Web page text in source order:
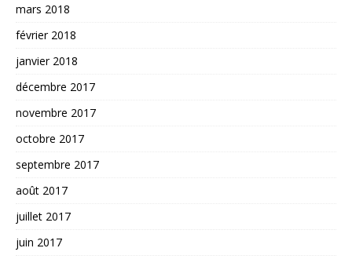
mars 2018
février 2018
janvier 2018
décembre 2017
novembre 2017
octobre 2017
septembre 2017
août 2017
juillet 2017
juin 2017